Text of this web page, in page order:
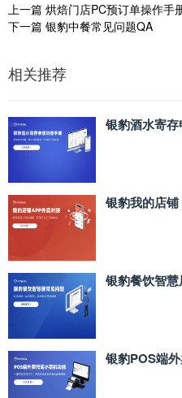
上一篇 烘焙门店PC预订单操作手
下一篇 银豹中餐常见问题QA
相关推荐
银豹酒水寄
银豹我的店
银豹餐饮智
银豹POS端